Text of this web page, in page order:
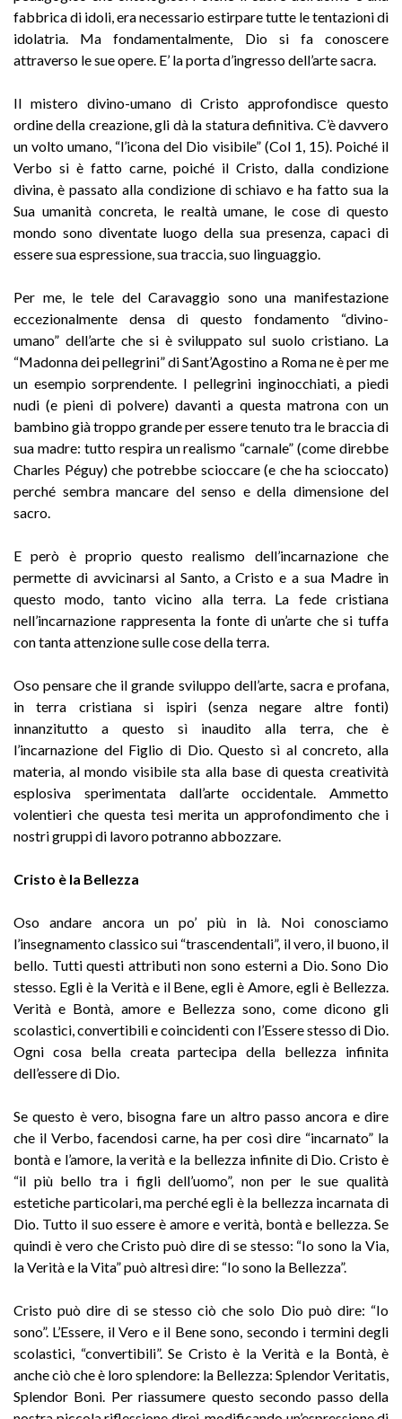
fabbrica di idoli, era necessario estirpare tutte le tentazioni di
idolatria. Ma fondamentalmente, Dio si fa conoscere
attraverso le sue opere. E’ la porta d’ingresso dell’arte sacra.
Il mistero divino-umano di Cristo approfondisce questo
ordine della creazione, gli dà la statura definitiva. C’è davvero
un volto umano, “l’icona del Dio visibile” (Col 1, 15). Poiché il
Verbo si è fatto carne, poiché il Cristo, dalla condizione
divina, è passato alla condizione di schiavo e ha fatto sua la
Sua umanità concreta, le realtà umane, le cose di questo
mondo sono diventate luogo della sua presenza, capaci di
essere sua espressione, sua traccia, suo linguaggio.
Per me, le tele del Caravaggio sono una manifestazione
eccezionalmente densa di questo fondamento “divino-
umano” dell’arte che si è sviluppato sul suolo cristiano. La
“Madonna dei pellegrini” di Sant’Agostino a Roma ne è per me
un esempio sorprendente. I pellegrini inginocchiati, a piedi
nudi (e pieni di polvere) davanti a questa matrona con un
bambino già troppo grande per essere tenuto tra le braccia di
sua madre: tutto respira un realismo “carnale” (come direbbe
Charles Péguy) che potrebbe scioccare (e che ha scioccato)
perché sembra mancare del senso e della dimensione del
sacro.
E però è proprio questo realismo dell’incarnazione che
permette di avvicinarsi al Santo, a Cristo e a sua Madre in
questo modo, tanto vicino alla terra. La fede cristiana
nell’incarnazione rappresenta la fonte di un’arte che si tuffa
con tanta attenzione sulle cose della terra.
Oso pensare che il grande sviluppo dell’arte, sacra e profana,
in terra cristiana si ispiri (senza negare altre fonti)
innanzitutto a questo sì inaudito alla terra, che è
l’incarnazione del Figlio di Dio. Questo sì al concreto, alla
materia, al mondo visibile sta alla base di questa creatività
esplosiva sperimentata dall’arte occidentale. Ammetto
volentieri che questa tesi merita un approfondimento che i
nostri gruppi di lavoro potranno abbozzare.
Cristo è la Bellezza
Oso andare ancora un po’ più in là. Noi conosciamo
l’insegnamento classico sui “trascendentali”, il vero, il buono, il
bello. Tutti questi attributi non sono esterni a Dio. Sono Dio
stesso. Egli è la Verità e il Bene, egli è Amore, egli è Bellezza.
Verità e Bontà, amore e Bellezza sono, come dicono gli
scolastici, convertibili e coincidenti con l’Essere stesso di Dio.
Ogni cosa bella creata partecipa della bellezza infinita
dell’essere di Dio.
Se questo è vero, bisogna fare un altro passo ancora e dire
che il Verbo, facendosi carne, ha per così dire “incarnato” la
bontà e l’amore, la verità e la bellezza infinite di Dio. Cristo è
“il più bello tra i figli dell’uomo”, non per le sue qualità
estetiche particolari, ma perché egli è la bellezza incarnata di
Dio. Tutto il suo essere è amore e verità, bontà e bellezza. Se
quindi è vero che Cristo può dire di se stesso: “Io sono la Via,
la Verità e la Vita” può altresì dire: “Io sono la Bellezza”.
Cristo può dire di se stesso ciò che solo Dio può dire: “Io
sono”. L’Essere, il Vero e il Bene sono, secondo i termini degli
scolastici, “convertibili”. Se Cristo è la Verità e la Bontà, è
anche ciò che è loro splendore: la Bellezza: Splendor Veritatis,
Splendor Boni. Per riassumere questo secondo passo della